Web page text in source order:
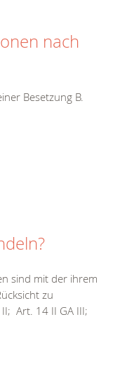
nach
Besetzung B.
sind mit der ihrem
zu
Art. 14 II GA III;